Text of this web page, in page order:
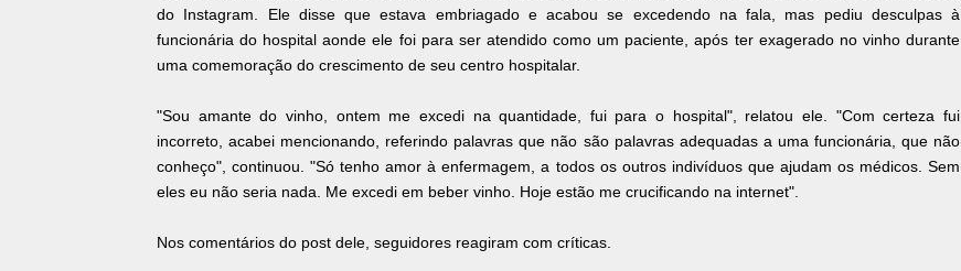
do Instagram. Ele disse que estava embriagado e acabou se excedendo na fala, mas pediu desculpas à
funcionária do hospital aonde ele foi para ser atendido como um paciente, após ter exagerado no vinho durante
uma comemoração do crescimento de seu centro hospitalar.
"Sou amante do vinho, ontem me excedi na quantidade, fui para o hospital", relatou ele. "Com certeza fui
incorreto, acabei mencionando, referindo palavras que não são palavras adequadas a uma funcionária, que não
conheço", continuou. "Só tenho amor à enfermagem, a todos os outros indivíduos que ajudam os médicos. Sem
eles eu não seria nada. Me excedi em beber vinho. Hoje estão me crucificando na internet".
Nos comentários do post dele, seguidores reagiram com críticas.